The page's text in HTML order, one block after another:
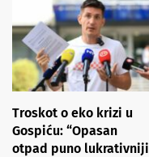
Troskot o eko krizi u
Gospiću: “Opasan
otpad puno lukrativniji